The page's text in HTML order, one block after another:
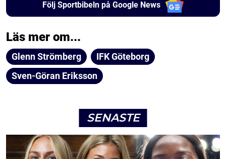
Följ Sportbibeln på Google News
Läs mer om...
Glenn Strömberg
IFK Göteborg
Sven-Göran Eriksson
SENASTE